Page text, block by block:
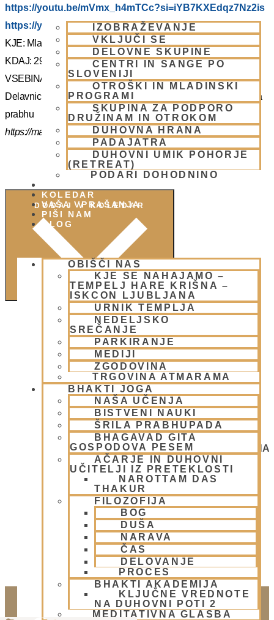
IZOBRAŽEVANJE
VKLJUČI SE
DELOVNE SKUPINE
CENTRI IN SANGE PO
SLOVENIJI
OTROŠKI IN MLADINSKI
PROGRAMI
SKUPINA ZA PODPORO
DRUŽINAM IN OTROKOM
DUHOVNA HRANA
PADAJATRA
DUHOVNI UMIK POHORJE
(RETREAT)
PODARI DOHODNINO
KOLEDAR
VAŠA VPRAŠANJA
PIŠI NAM
BLOG
OBIŠČI NAS
KJE SE NAHAJAMO –
TEMPELJ HARE KRIŠNA –
ISKCON LJUBLJANA
URNIK TEMPLJA
NEDELJSKO
SREČANJE
PARKIRANJE
MEDIJI
ZGODOVINA
TRGOVINA ATMARAMA
BHAKTI JOGA
NAŠA UČENJA
BISTVENI NAUKI
ŠRILA PRABHUPADA
BHAGAVAD GITA
GOSPODOVA PESEM
AČARJE IN DUHOVNI
UČITELJI IZ PRETEKLOSTI
NAROTTAM DAS
THAKUR
FILOZOFIJA
BOG
DUŠA
NARAVA
ČAS
DELOVANJE
PROCES
BHAKTI AKADEMIJA
KLJUČNE VREDNOTE
NA DUHOVNI POTI 2
MEDITATIVNA GLASBA
https://youtu.be/mVmx_h4mTCc?si=iYB7KXEdqz7Nz2is
https://youtu.be/AziuZJyrho4?si=Zr5a_H8Hj-X888vW
KJE: Mladinski dom na Smolniku (mariborsko Pohorje)
KDAJ: 29.7.- 2.8.2025 (od torka do sobote)
VSEBINA:
Delavnice in bo vodil, Šrila Prabhupadov učenec NM Mahatma
prabhu
https://mahatmadas.com
NEDELJSKO SREČANJE - CENTER HARE KRIŠNA
LJUBLJANA
OGNJENO ŽRTVOVANJE - NARASIMHA JAGJA -
VSAKO SOBOTO